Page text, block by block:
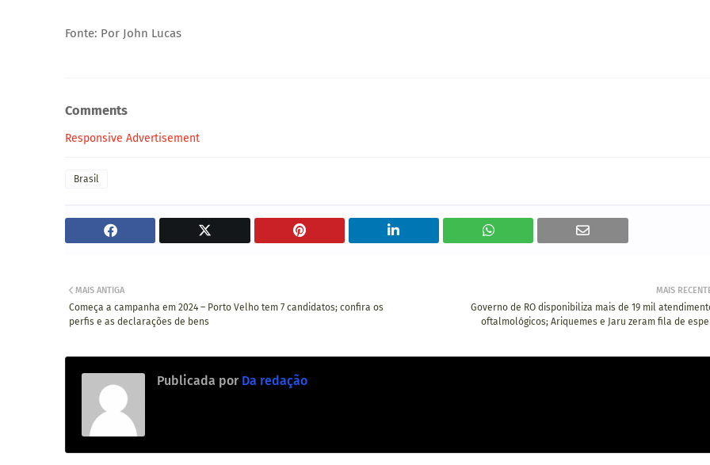
Fonte: Por John Lucas
Comments
Responsive Advertisement
Brasil
MAIS
Governo de RO disponibiliza mais de 19 mil
oftalmológicos; Ariquemes e Jaru zeram fila de
MAIS ANTIGA
Começa a campanha em 2024 – Porto Velho tem 7 candidatos; confira os
perfis e as declarações de bens
Publicada por Da redação